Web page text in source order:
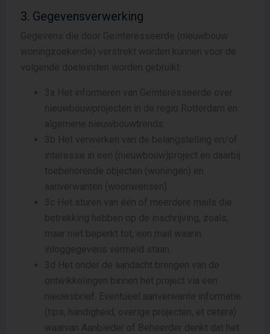
3. Gegevensverwerking
Gegevens die door Geïnteresseerde (nieuwbouw
woningzoekende) verstrekt worden kunnen voor de
volgende doeleinden worden gebruikt:
3a Het informeren van Geïnteresseerde over
nieuwbouwprojecten in de regio Rotterdam en
algemene nieuwbouwtrends.
3b Het verwerken van de belangstelling en/of
interesse in een (nieuwbouw)project en daarbij
toebehorende objecten (woningen) en
aanverwanten (woonwensen).
3c Het sturen van één of meerdere mails die
betrekking hebben op de inschrijving, zoals,
maar niet beperkt tot, een mail waarin
inloggegevens vermeld staan.
3d Het onder de aandacht brengen van de
ontwikkelingen binnen het project via een
nieuwsbrief. Eventueel aanverwante informatie
(tips, handigheid, overige projecten, et cetera)
waarvan Aanbieder of Beheerder denkt dat het